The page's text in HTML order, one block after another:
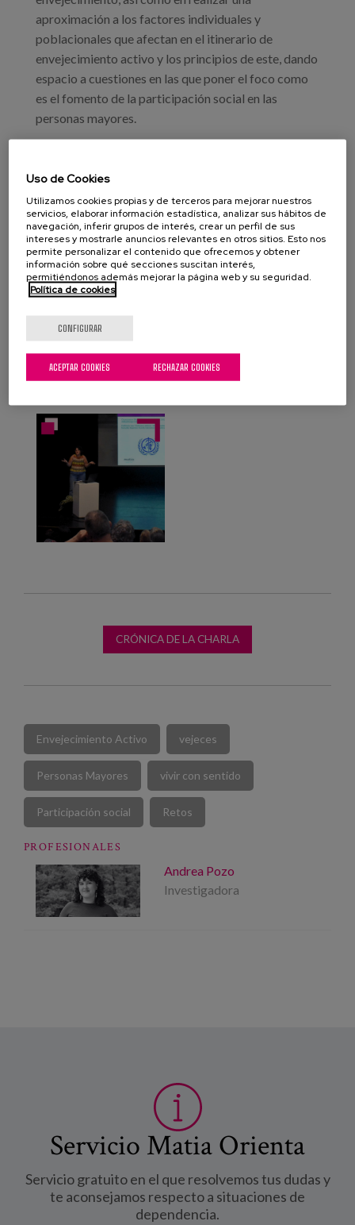
aproximación a los factores individuales y
poblacionales que afectan en el itinerario de
envejecimiento activo y los principios de este, dando
espacio a cuestiones en las que poner el foco como
es el fomento de la participación social en las
personas mayores.
Etxea en Hernani a partir de las 11.00 de la mañana.
CRÓNICA DE LA CHARLA
Envejecimiento Activo vejeces
Personas Mayores vivir con sentido
Participación social Retos
PROFESIONALES
Andrea Pozo
Investigadora
Servicio Matia Orienta
Servicio gratuito en el que resolvemos tus dudas y
te aconsejamos respecto a situaciones de
dependencia.
Uso de Cookies
Utilizamos cookies propias y de terceros para mejorar nuestros
servicios, elaborar información estadística, analizar sus hábitos de
navegación, inferir grupos de interés, crear un perfil de sus
intereses y mostrarle anuncios relevantes en otros sitios. Esto nos
permite personalizar el contenido que ofrecemos y obtener
información sobre qué secciones suscitan interés,
permitiéndonos además mejorar la página web y su seguridad.
Política de cookies
CONFIGURAR
RECHAZAR COOKIES
ACEPTAR COOKIES